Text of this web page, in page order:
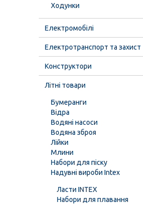
Ходунки
Електромобілі
Електротранспорт та захист
Конструктори
Літні товари
Бумеранги
Відра
Водяні насоси
Водяна зброя
Лійки
Млини
Набори для піску
Надувні вироби Intex
Ласти INTEX
Набори для плавання